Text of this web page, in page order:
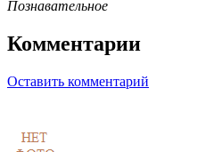
Познавательное
Комментарии
Оставить комментарий